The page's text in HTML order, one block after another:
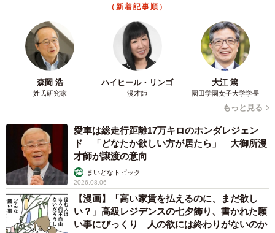
行動を決める日本発の時間管理メソッド（開発：大橋悦夫
さん）です。
僕は10年以上愛用しており、現在は漫画家のかたわらタス
クシュート認定トレーナーとしても活動しています。先送
りゼロの考えを広めたいと思っています。
ーでは同作を書こうと思ったきっかけも教えてください。
昨年会社を辞めてフリーランスになれたのは、タスクシュ
ートで小さな行動を先送りしないで、積み重ねてきたおか
げだと実感しています。忙しい人ほど「1分の積み重ねで未
来が変わる」ことを体験してほしくて、この漫画を描きま
した。
（新着記事順）
森岡 浩
姓氏研究家
ハイヒール・リンゴ
漫才師
大江 篤
園田学園女子大学学長
もっと見る
愛車は総走行距離17万キロのホンダレジェン
ド 「どなたか欲しい方が居たら」 大御所漫
才師が譲渡の意向
まいどなトピック
2026.08.06
【漫画】「高い家賃を払えるのに、まだ欲し
い？」高級レジデンスの七夕飾り、書かれた願
い事にびっくり 人の欲には終わりがないのか